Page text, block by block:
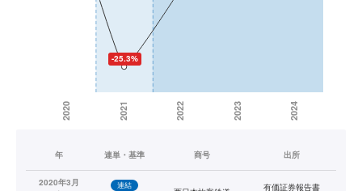
年 連単・基準 商号 出所
2020年3月
連結 有価証券報告書